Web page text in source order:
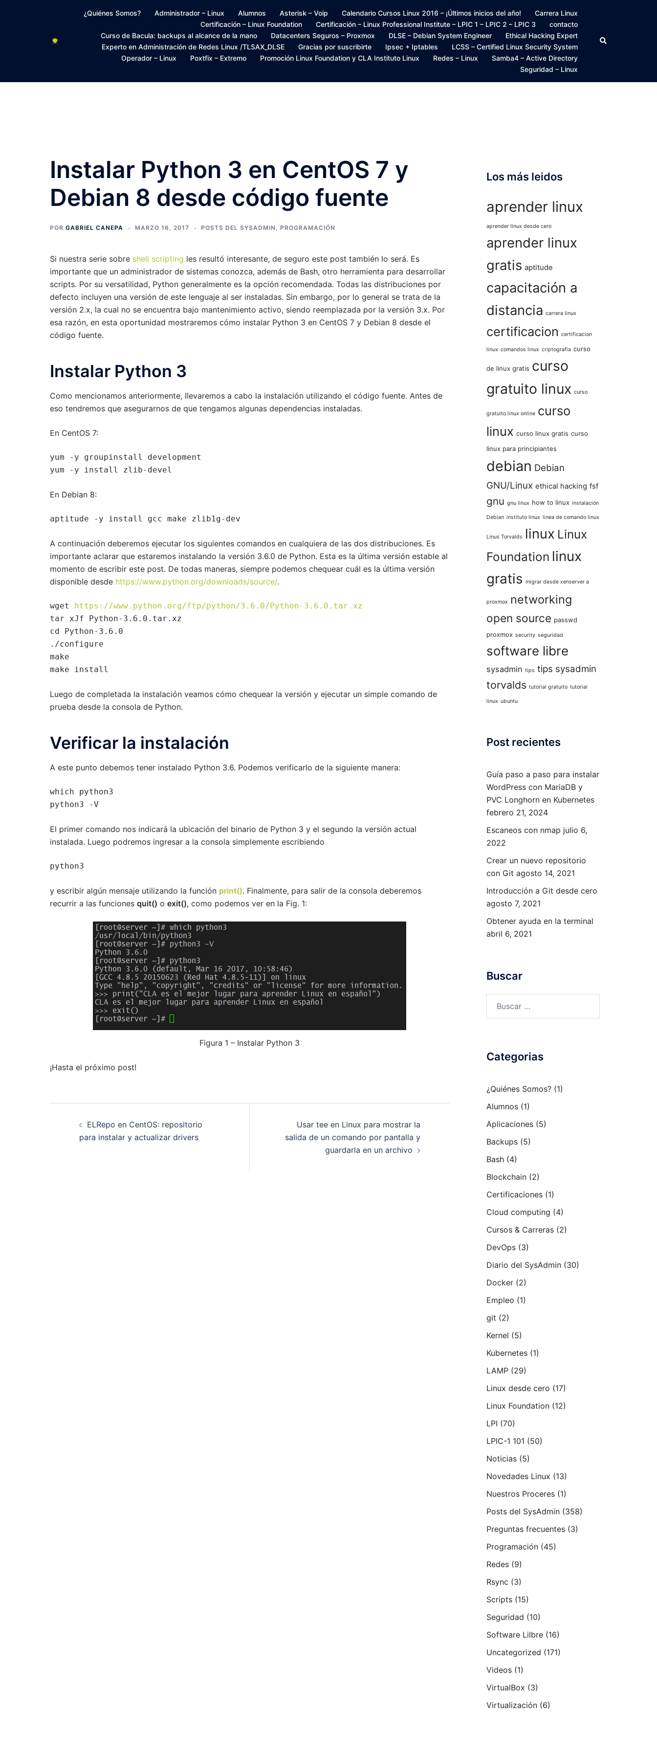
¿Quiénes Somos? Administrador – Linux Alumnos Asterisk – Voip Calendario Cursos Linux 2016 – ¡Últimos inicios del año!
Carrera Linux
Certificación – Linux Foundation
Certificación – Linux Professional Institute – LPIC 1 – LPIC 2 – LPIC 3
contacto
Curso de Bacula: backups al alcance de la mano
Datacenters Seguros – Proxmox DLSE – Debian System Engineer
Ethical Hacking Expert
Experto en Administración de Redes Linux /TLSAX_DLSE
Gracias por suscribirte Ipsec + Iptables
LCSS – Certified Linux Security System
Operador – Linux
Poxtfix – Extremo Promoción Linux Foundation y CLA Instituto Linux Redes – Linux
Samba4 – Active Directory
Seguridad – Linux
Buscar
Instalar Python 3 en CentOS 7 y
Debian 8 desde código fuente
POR GABRIEL CANEPA MARZO 16, 2017 POSTS DEL SYSADMIN , PROGRAMACIÓN
Si nuestra serie sobre shell scripting les resultó interesante, de seguro este post también lo será. Es
importante que un administrador de sistemas conozca, además de Bash, otro herramienta para desarrollar
scripts. Por su versatilidad, Python generalmente es la opción recomendada. Todas las distribuciones por
defecto incluyen una versión de este lenguaje al ser instaladas. Sin embargo, por lo general se trata de la
versión 2.x, la cual no se encuentra bajo mantenimiento activo, siendo reemplazada por la versión 3.x. Por
esa razón, en esta oportunidad mostraremos cómo instalar Python 3 en CentOS 7 y Debian 8 desde el
código fuente.
Instalar Python 3
Como mencionamos anteriormente, llevaremos a cabo la instalación utilizando el código fuente. Antes de
eso tendremos que asegurarnos de que tengamos algunas dependencias instaladas.
En CentOS 7:
yum -y groupinstall development
yum -y install zlib-devel
En Debian 8:
aptitude -y install gcc make zlib1g-dev
A continuación deberemos ejecutar los siguientes comandos en cualquiera de las dos distribuciones. Es
importante aclarar que estaremos instalando la versión 3.6.0 de Python. Esta es la última versión estable al
momento de escribir este post. De todas maneras, siempre podemos chequear cuál es la última versión
disponible desde https://www.python.org/downloads/source/.
wget https://www.python.org/ftp/python/3.6.0/Python-3.6.0.tar.xz
tar xJf Python-3.6.0.tar.xz
cd Python-3.6.0
./configure
make
make install
Luego de completada la instalación veamos cómo chequear la versión y ejecutar un simple comando de
prueba desde la consola de Python.
Verificar la instalación
A este punto debemos tener instalado Python 3.6. Podemos verificarlo de la siguiente manera:
which python3
python3 -V
El primer comando nos indicará la ubicación del binario de Python 3 y el segundo la versión actual
instalada. Luego podremos ingresar a la consola simplemente escribiendo
python3
y escribir algún mensaje utilizando la función print(). Finalmente, para salir de la consola deberemos
recurrir a las funciones quit() o exit(), como podemos ver en la Fig. 1:
Figura 1 – Instalar Python 3
¡Hasta el próximo post!
ELRepo en CentOS: repositorio
para instalar y actualizar drivers
Usar tee en Linux para mostrar la
salida de un comando por pantalla y
guardarla en un archivo
Los más leidos
aprender linux
aprender linux desde cero
aprender linux
gratis aptitude
capacitación a
distancia carrera linux
certificacion certificacion
linux comandos linux criptografia curso
de linux gratis curso
gratuito linux curso
gratuito linux online curso
linux curso linux gratis curso
linux para principiantes
debian Debian
GNU/Linux ethical hacking fsf
gnu gnu linux how to linux instalación
Debian instituto linux linea de comando linux
Linus Torvalds linux Linux
Foundation linux
gratis migrar desde xenserver a
proxmox networking
open source passwd
proxmox security seguridad
software libre
sysadmin tips tips sysadmin
torvalds tutorial gratuito tutorial
linux ubuntu
Post recientes
Guía paso a paso para instalar
WordPress con MariaDB y
PVC Longhorn en Kubernetes
febrero 21, 2024
Escaneos con nmap julio 6,
2022
Crear un nuevo repositorio
con Git agosto 14, 2021
Introducción a Git desde cero
agosto 7, 2021
Obtener ayuda en la terminal
abril 6, 2021
Buscar
Categorias
¿Quiénes Somos?(1)
Alumnos(1)
Aplicaciones(5)
Backups(5)
Bash(4)
Blockchain(2)
Certificaciones(1)
Cloud computing (4)
Cursos & Carreras(2)
DevOps(3)
Diario del SysAdmin(30)
Docker(2)
Empleo (1)
git (2)
Kernel (5)
Kubernetes(1)
LAMP(29)
Linux desde cero (17)
Linux Foundation(12)
LPI (70)
LPIC-1 101 (50)
Noticias(5)
Novedades Linux (13)
Nuestros Proceres(1)
Posts del SysAdmin(358)
Preguntas frecuentes(3)
Programación(45)
Redes(9)
Rsync (3)
Scripts(15)
Seguridad (10)
Software Lilbre(16)
Uncategorized (171)
Videos(1)
VirtualBox (3)
Virtualización(6)